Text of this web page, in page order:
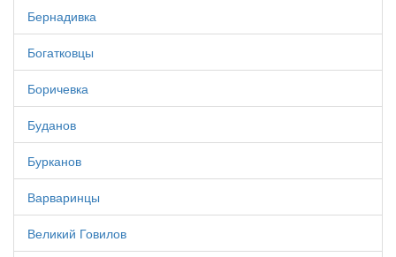
Бернадивка
Богатковцы
Боричевка
Буданов
Бурканов
Варваринцы
Великий Говилов